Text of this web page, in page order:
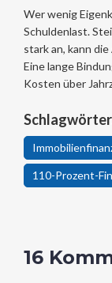
Wer wenig
Schuldenlast.
stark an, kann
Eine lange
Kosten über
110-Prozent-
16